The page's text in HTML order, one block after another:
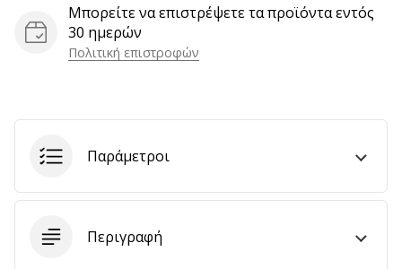
Εμφάνιση
άρθρων
Μπορείτε να επιστρέψετε τα προϊόντα εντός
30 ημερών
Πολιτική επιστροφών
Παράμετροι
Περιγραφή